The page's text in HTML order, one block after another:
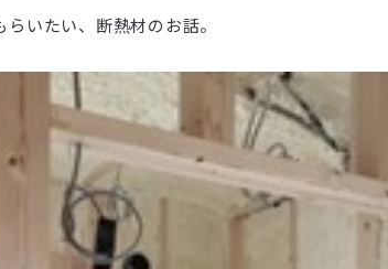
いたい、断熱材のお話。